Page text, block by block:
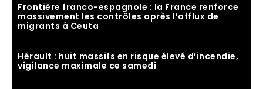
Frontière franco-espagnole : la France renforce
massivement les contrôles après l’afflux de
migrants à Ceuta
Hérault : huit massifs en risque élevé d’incendie,
vigilance maximale ce samedi